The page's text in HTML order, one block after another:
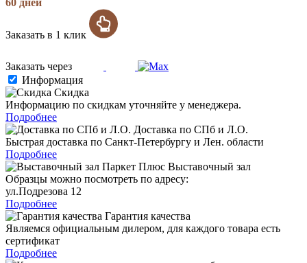
60 дней
Заказать в 1 клик
Заказать через
Информация
Скидка
Информацию по скидкам уточняйте у менеджера.
Подробнее
Доставка по СПб и Л.О.
Быстрая доставка по Санкт-Петербургу и Лен. области
Подробнее
Выставочный зал
Образцы можно посмотреть по адресу:
ул.Подрезова 12
Подробнее
Гарантия качества
Являемся официальным дилером, для каждого товара есть
сертификат
Подробнее